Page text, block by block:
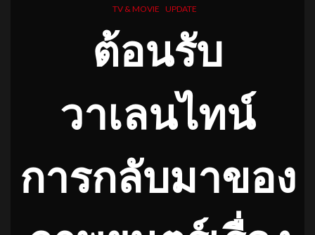
TV & MOVIE UPDATE
ต้อนรับ
วาเลนไทน์
การกลับมาของ